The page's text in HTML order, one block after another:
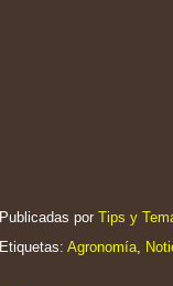
Publicadas por Tips y
Etiquetas: Agronomía,